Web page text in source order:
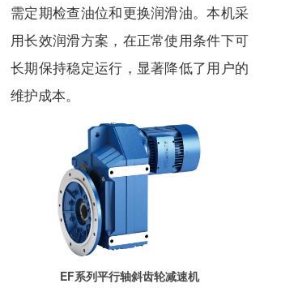
需定期检查油位和更换润滑油。本机采
用长效润滑方案，在正常使用条件下可
长期保持稳定运行，显著降低了用户的
维护成本。
EF系列平行轴斜齿轮减速机